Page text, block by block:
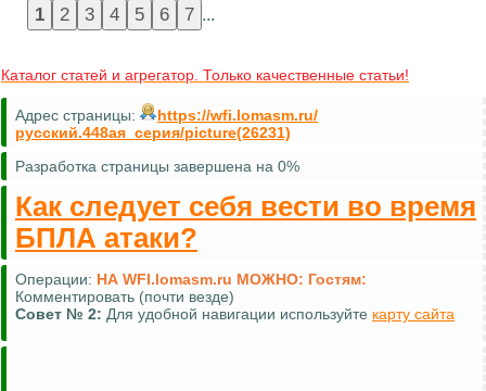
...
Каталог статей и агрегатор. Только качественные статьи!
Адрес страницы:
https://wfi.lomasm.ru/
русский.448ая_серия/picture(26231)
Разработка страницы завершена на 0%
Как следует себя вести во время
БПЛА атаки?
Операции: НА WFI.lomasm.ru МОЖНО: Гостям:
Комментировать (почти везде)
Совет № 2: Для удобной навигации используйте карту сайта